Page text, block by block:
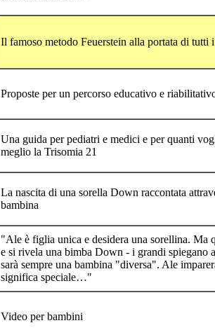
Il famoso metodo Feuerstein alla portata di tutti
Proposte per un percorso educativo e
Una guida per pediatri e medici e per quanti
meglio la Trisomia 21
La nascita di una sorella Down raccontata
bambina
"Ale è figlia unica e desidera una sorellina. Ma
e si rivela una bimba Down - i grandi spiegano
sarà sempre una bambina "diversa". Ale
significa speciale…"
Video per bambini